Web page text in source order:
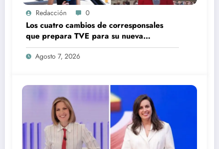
Redacción 0
Los cuatro cambios de corresponsales
que prepara TVE para su nueva
temporada
Agosto 7, 2026